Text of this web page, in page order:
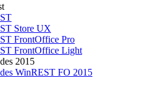
Store UX
FrontOffice Pro
FrontOffice Light
2015
WinREST FO 2015